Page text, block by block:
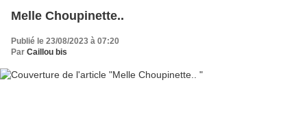
Melle Choupinette..
Publié le 23/08/2023 à 07:20
Par Caillou bis